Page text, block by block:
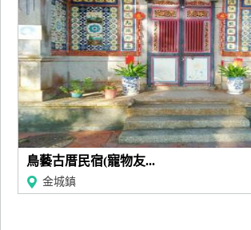
鳥藝古厝民宿(寵物友...
金城鎮